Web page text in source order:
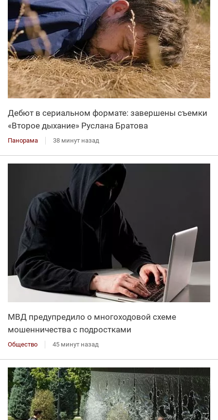
Дебют в сериальном формате: завершены съемки
«Второе дыхание» Руслана Братова
Панорама 38 минут назад
МВД предупредило о многоходовой схеме
мошенничества с подростками
Общество 45 минут назад